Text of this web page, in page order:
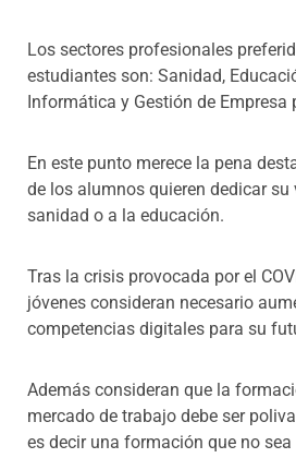
Los sectores profesionales
estudiantes son: Sanidad,
Informática y Gestión de Empresa
En este punto merece la pena
de los alumnos quieren dedicar
sanidad o a la educación.
Tras la crisis provocada por el
jóvenes consideran necesario
competencias digitales para su
Además consideran que la
mercado de trabajo debe ser
es decir una formación que no